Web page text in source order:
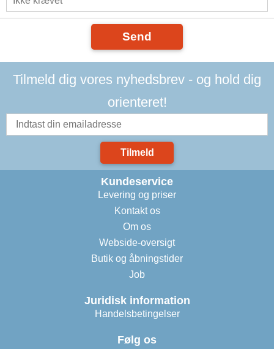
Send
Tilmeld dig vores nyhedsbrev - og hold dig
orienteret!
Tilmeld
Kundeservice
Levering og priser
Kontakt os
Om os
Webside-oversigt
Butik og åbningstider
Job
Juridisk information
Handelsbetingelser
Følg os